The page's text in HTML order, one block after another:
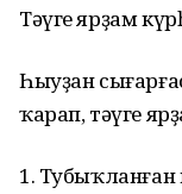
Тәүге ярҙам
Һыуҙан
ҡарап, тәүге
1.